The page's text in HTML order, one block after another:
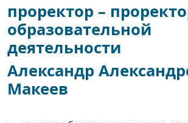
проректор –
образовательной
деятельности
Александр
Макеев